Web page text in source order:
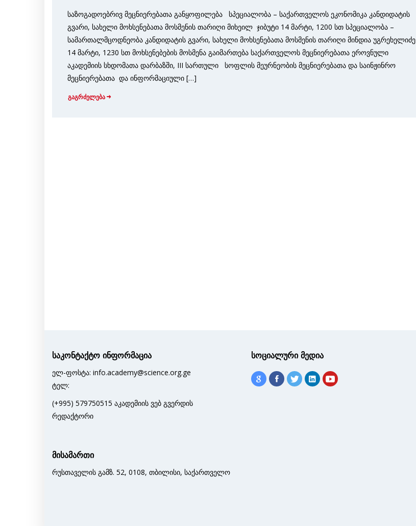
საზოგადოებრივ მეცნიერებათა განყოფილება სპეციალობა – საქართველოს ეკონომიკა კანდიდატის
გვარი, სახელი მოხსენებათა მოსმენის თარიღი მიხეილ ჯიბუტი 14 მარტი, 1200 სთ სპეციალობა –
სამართალმცოდნეობა კანდიდატის გვარი, სახელი მოხსენებათა მოსმენის თარიღი მინდია უგრეხელიძე
14 მარტი, 1230 სთ მოხსენებების მოსმენა გაიმართება საქართველოს მეცნიერებათა ეროვნული
აკადემიის სხდომათა დარბაზში, III სართული სოფლის მეურნეობის მეცნიერებათა და საინჟინრო
მეცნიერებათა და ინფორმაციული […]
გაგრძელება
საკონტაქტო ინფორმაცია
ელ-ფოსტა: info.academy@science.org.ge
ტელ:
(+995) 579750515 აკადემიის ვებ გვერდის
რედაქტორი
მისამართი
რუსთაველის გამზ. 52, 0108, თბილისი, საქართველო
სოციალური მედია